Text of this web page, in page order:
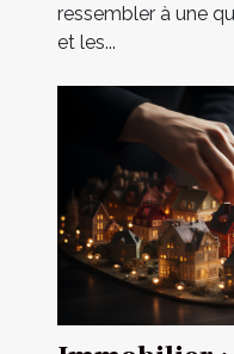
ressembler à une
et les...